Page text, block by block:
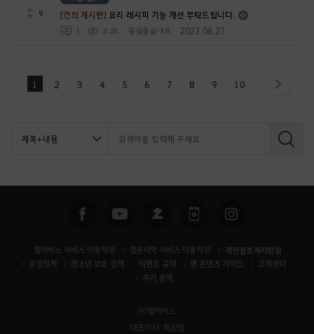
9 [건의 게시판]요리 레시피 기능 개선 부탁드립니다.
1 3.2K 둥실뭉실-KR 2023.06.27
1 2 3 4 5 6 7 8 9 10 next
검
펄어비스 서비스 이용약관 검은사막 서비스 이용약관 개인정보처리방침
운영정책 청소년 보호 정책 이벤트 규약 팬 콘텐츠 가이드
고객센터
쿠키 정책
㈜펄어비스
대표이사: 허진영